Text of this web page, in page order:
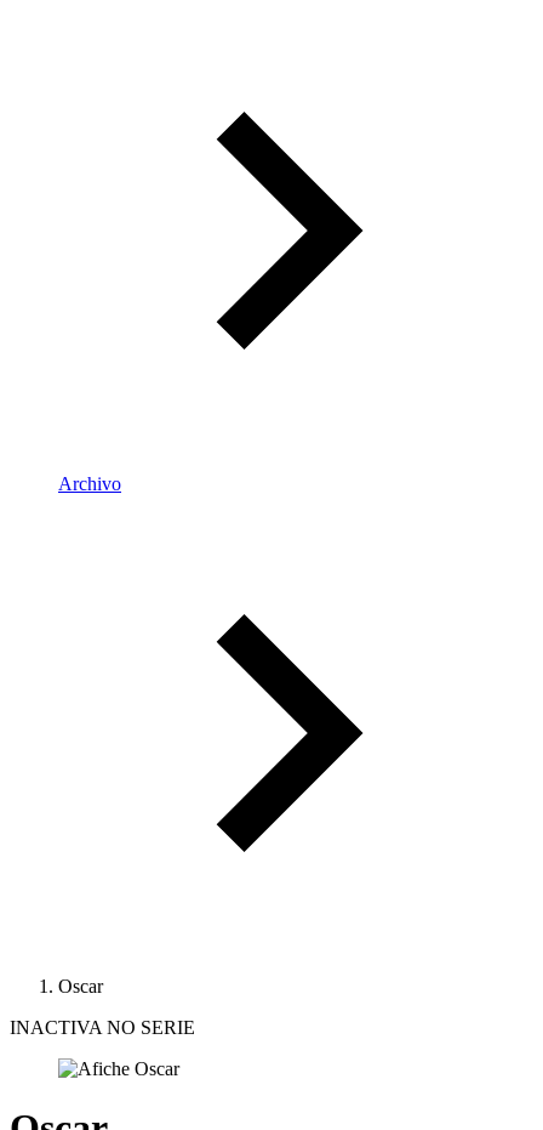
Archivo
Oscar
INACTIVA NO SERIE